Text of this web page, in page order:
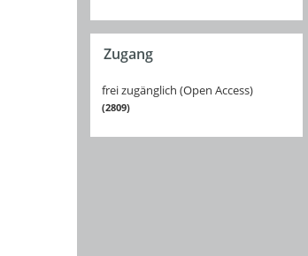
Zugang
frei zugänglich (Open Access)
2809